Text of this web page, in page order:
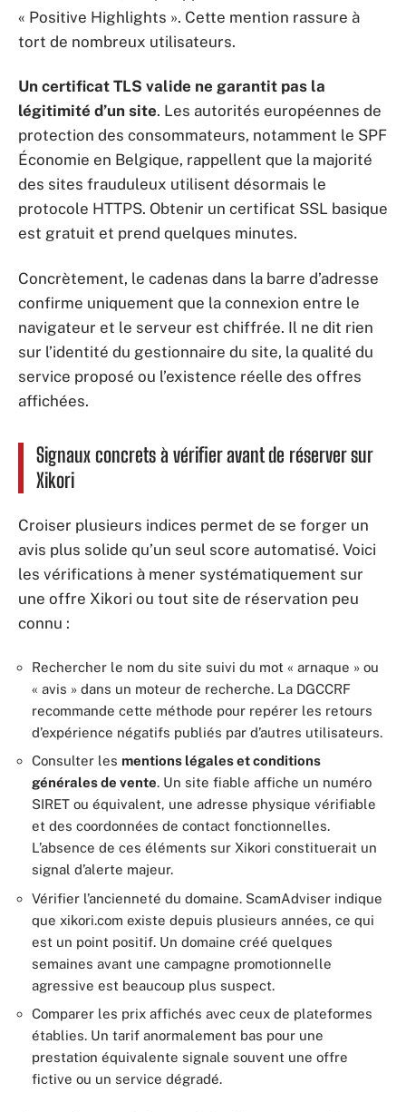
« Positive Highlights ». Cette mention rassure à
tort de nombreux utilisateurs.
Un certificat TLS valide ne garantit pas la
légitimité d’un site. Les autorités européennes de
protection des consommateurs, notamment le SPF
Économie en Belgique, rappellent que la majorité
des sites frauduleux utilisent désormais le
protocole HTTPS. Obtenir un certificat SSL basique
est gratuit et prend quelques minutes.
Concrètement, le cadenas dans la barre d’adresse
confirme uniquement que la connexion entre le
navigateur et le serveur est chiffrée. Il ne dit rien
sur l’identité du gestionnaire du site, la qualité du
service proposé ou l’existence réelle des offres
affichées.
Signaux concrets à vérifier avant de réserver sur
Xikori
Croiser plusieurs indices permet de se forger un
avis plus solide qu’un seul score automatisé. Voici
les vérifications à mener systématiquement sur
une offre Xikori ou tout site de réservation peu
connu :
Rechercher le nom du site suivi du mot « arnaque » ou
« avis » dans un moteur de recherche. La DGCCRF
recommande cette méthode pour repérer les retours
d’expérience négatifs publiés par d’autres utilisateurs.
Consulter les mentions légales et conditions
générales de vente. Un site fiable affiche un numéro
SIRET ou équivalent, une adresse physique vérifiable
et des coordonnées de contact fonctionnelles.
L’absence de ces éléments sur Xikori constituerait un
signal d’alerte majeur.
Vérifier l’ancienneté du domaine. ScamAdviser indique
que xikori.com existe depuis plusieurs années, ce qui
est un point positif. Un domaine créé quelques
semaines avant une campagne promotionnelle
agressive est beaucoup plus suspect.
Comparer les prix affichés avec ceux de plateformes
établies. Un tarif anormalement bas pour une
prestation équivalente signale souvent une offre
fictive ou un service dégradé.